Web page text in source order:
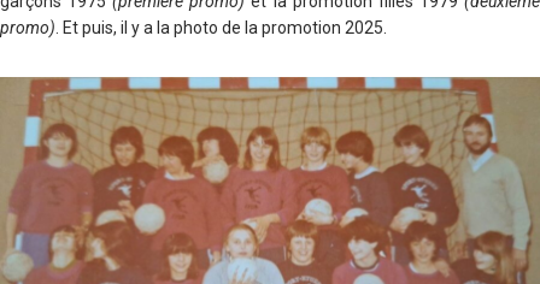
promo) . Et puis, il y a la photo de la promotion 2025.